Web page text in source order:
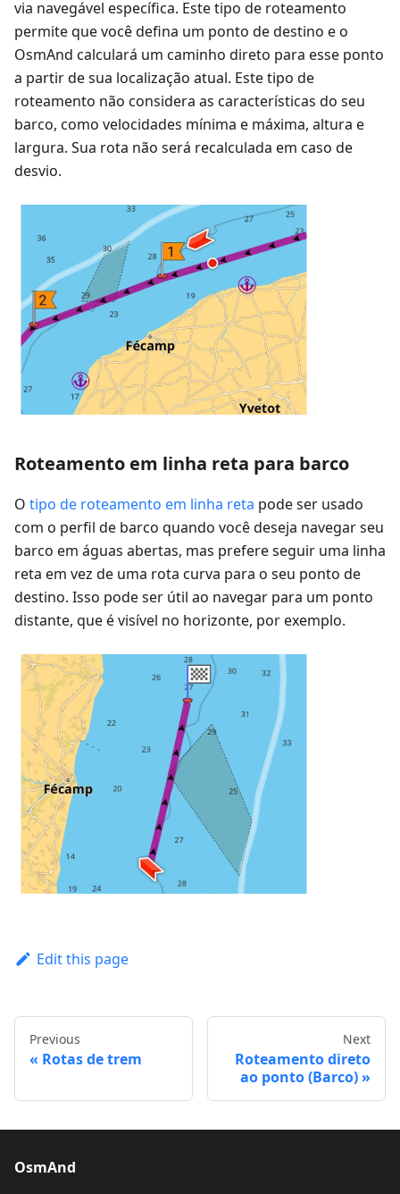
via navegável específica. Este tipo de roteamento
permite que você defina um ponto de destino e o
OsmAnd calculará um caminho direto para esse ponto
a partir de sua localização atual. Este tipo de
roteamento não considera as características do seu
barco, como velocidades mínima e máxima, altura e
largura. Sua rota não será recalculada em caso de
desvio.
Roteamento em linha reta para barco
O tipo de roteamento em linha reta pode ser usado
com o perfil de barco quando você deseja navegar seu
barco em águas abertas, mas prefere seguir uma linha
reta em vez de uma rota curva para o seu ponto de
destino. Isso pode ser útil ao navegar para um ponto
distante, que é visível no horizonte, por exemplo.
Edit this page
Previous
Rotas de trem
Next
Roteamento direto
ao ponto (Barco)
OsmAnd